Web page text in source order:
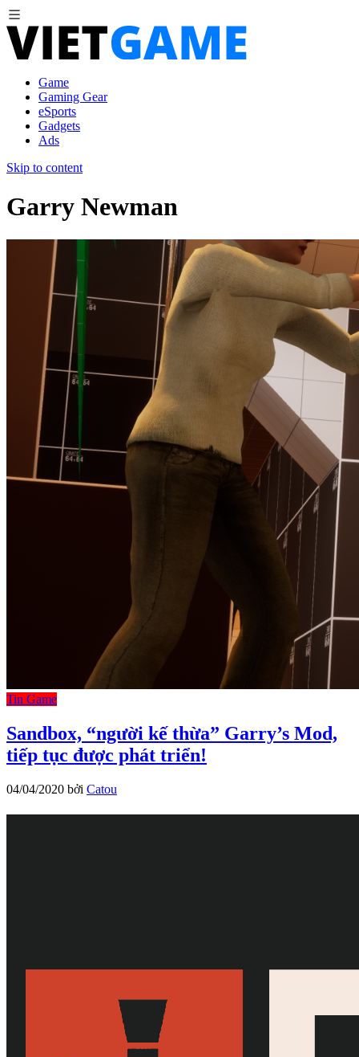
Game
Gaming Gear
eSports
Gadgets
Ads
Skip to content
Garry Newman
Tin Game
Sandbox, “người kế thừa” Garry’s Mod,
tiếp tục được phát triển!
04/04/2020 bởi Catou